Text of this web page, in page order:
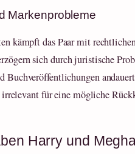
Markenprobleme
kämpft das Paar mit
sich durch juristische
Buchveröffentlichungen
für eine mögliche
Harry und